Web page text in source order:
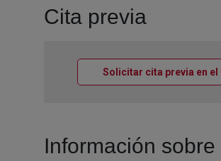
Cita previa
Solicitar cita previa en el
Información